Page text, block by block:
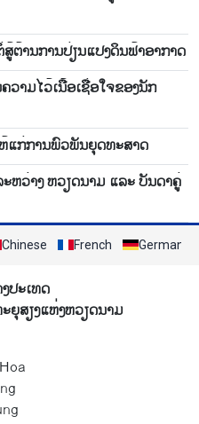
ຕ້ານ​ການ​ປ່ຽນ​ແປງ​ດິນ​ຟ້າ​ອາ​ກາດ
ວາມໄວ້ເນື້ອເຊື່ອໃຈຂອງນັກ
ແກ່ການພົວພັນຍຸດທະສາດ
ວ່າງ ຫວຽດ​ນາມ ແລະ ບັນ​ດາ​ຄູ່​
Chinese French German
ປະເທດ
ຍຸສຽງແຫ່ງຫວຽດນາມ